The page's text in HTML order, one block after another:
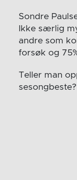
Sondre
Ikke særlig
andre som
forsøk og
Teller man
sesongbeste?